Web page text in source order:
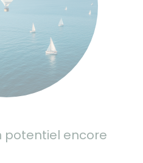
potentiel encore